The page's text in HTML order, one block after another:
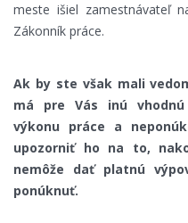
meste išiel zamestnávateľ
Zákonník práce.
Ak by ste však mali
má pre Vás inú
výkonu práce a
upozorniť ho na to,
nemôže dať platnú
ponúknuť.